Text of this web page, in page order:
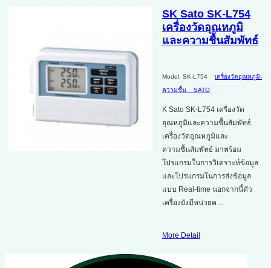
SK Sato SK-L754
เครื่องวัดอุณหภูมิ
และความชื้นสัมพัทธ์
Model: SK-L754
เครื่องวัดอุณหภูมิ-
ความชื้น SATO
K Sato SK-L754 เครื่องวัด
อุณหภูมิและความชื้นสัมพัทธ์
เครื่องวัดอุณหภูมิและ
ความชื้นสัมพัทธ์ มาพร้อม
โปรแกรมในการวิเคราะห์ข้อมูล
และโปรแกรมในการส่งข้อมูล
แบบ Real-time นอกจากนี้ตัว
เครื่องยังมีหน่วยค ...
More Detail